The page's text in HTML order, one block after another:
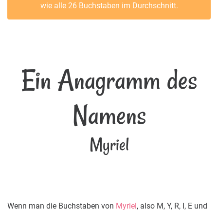
wie alle 26 Buchstaben im Durchschnitt.
Ein Anagramm des
Namens
Myriel
Wenn man die Buchstaben von Myriel, also M, Y, R, I, E und